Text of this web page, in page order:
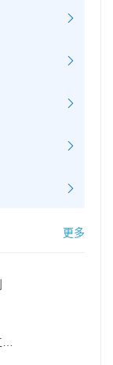
更多